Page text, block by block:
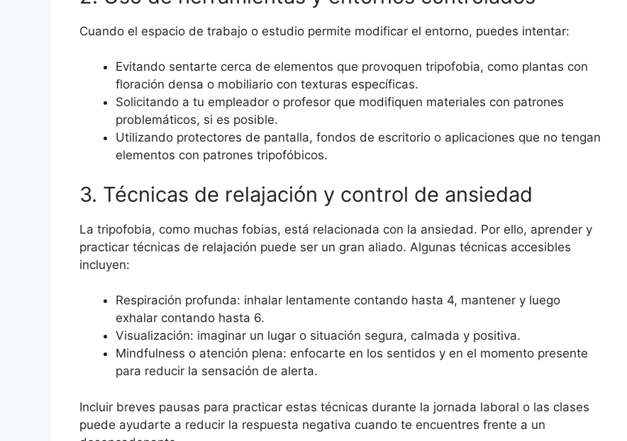
Cuando el espacio de trabajo o estudio permite modificar el entorno, puedes intentar:
Evitando sentarte cerca de elementos que provoquen tripofobia, como plantas con
floración densa o mobiliario con texturas específicas.
Solicitando a tu empleador o profesor que modifiquen materiales con patrones
problemáticos, si es posible.
Utilizando protectores de pantalla, fondos de escritorio o aplicaciones que no tengan
elementos con patrones tripofóbicos.
3. Técnicas de relajación y control de ansiedad
La tripofobia, como muchas fobias, está relacionada con la ansiedad. Por ello, aprender y
practicar técnicas de relajación puede ser un gran aliado. Algunas técnicas accesibles
incluyen:
Respiración profunda: inhalar lentamente contando hasta 4, mantener y luego
exhalar contando hasta 6.
Visualización: imaginar un lugar o situación segura, calmada y positiva.
Mindfulness o atención plena: enfocarte en los sentidos y en el momento presente
para reducir la sensación de alerta.
Incluir breves pausas para practicar estas técnicas durante la jornada laboral o las clases
puede ayudarte a reducir la respuesta negativa cuando te encuentres frente a un